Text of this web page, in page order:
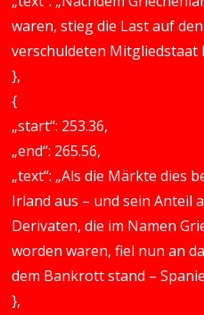
waren, stieg die Last auf
verschuldeten Mitgliedstaat
},
{
„start“: 253.36,
„end“: 265.56,
„text“: „Als die Märkte dies
Irland aus – und sein Anteil
Derivaten, die im Namen
worden waren, fiel nun an
dem Bankrott stand –
},